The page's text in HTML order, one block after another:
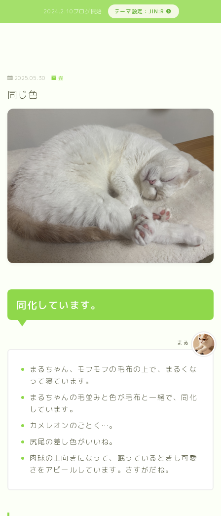
2024.2.10ブログ開始 テーマ設定：JIN:R
2025.05.30 猫
同じ色
同化しています。
まるちゃん、モフモフの毛布の上で、まるくな
って寝ています。
まるちゃんの毛並みと色が毛布と一緒で、同化
しています。
カメレオンのごとく…。
尻尾の差し色がいいね。
肉球の上向きになって、眠っているときも可愛
さをアピールしています。さすがだね。
まる